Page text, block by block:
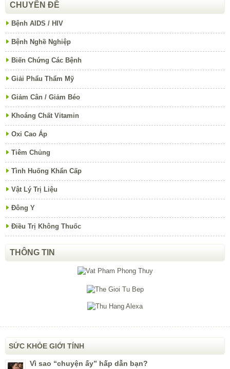
CHUYÊN ĐỀ
Bệnh AIDS / HIV
Bệnh Nghề Nghiệp
Biến Chứng Các Bệnh
Giải Phẩu Thẩm Mỹ
Giảm Cân / Giảm Béo
Khoáng Chất Vitamin
Oxi Cao Áp
Tiêm Chủng
Tình Huống Khẩn Cấp
Vật Lý Trị Liệu
Đông Y
Điều Trị Không Thuốc
THÔNG TIN
SỨC KHỎE GIỚI TÍNH
Vì sao “chuyện ấy” hấp dẫn bạn?